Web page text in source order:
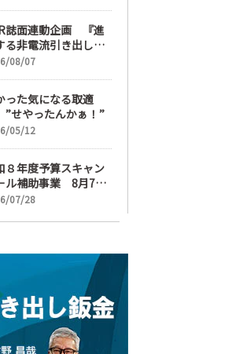
ィングも重要に
誌面連動企画 『進
る非電流引き出し鈑
第6回
08/07
った気になる取適
せやったんかぁ！”
05/12
８年度予算スキャン
ル補助事業 8月7日
付け開始
07/28